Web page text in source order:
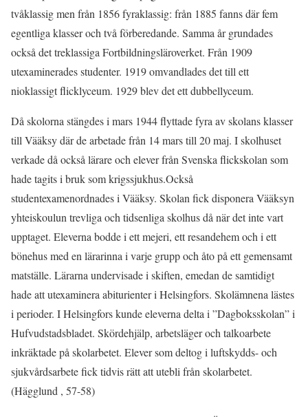
tvåklassig men från 1856 fyraklassig: från 1885 fanns där fem
egentliga klasser och två förberedande. Samma år grundades
också det treklassiga Fortbildningsläroverket. Från 1909
utexaminerades studenter. 1919 omvandlades det till ett
nioklassigt flicklyceum. 1929 blev det ett dubbellyceum.
Då skolorna stängdes i mars 1944 flyttade fyra av skolans klasser
till Vääksy där de arbetade från 14 mars till 20 maj. I skolhuset
verkade då också lärare och elever från Svenska flickskolan som
hade tagits i bruk som krigssjukhus.Också
studentexamenordnades i Vääksy. Skolan fick disponera Vääksyn
yhteiskoulun trevliga och tidsenliga skolhus då när det inte vart
upptaget. Eleverna bodde i ett mejeri, ett resandehem och i ett
bönehus med en lärarinna i varje grupp och åto på ett gemensamt
matställe. Lärarna undervisade i skiften, emedan de samtidigt
hade att utexaminera abiturienter i Helsingfors. Skolämnena lästes
i perioder. I Helsingfors kunde eleverna delta i ”Dagboksskolan” i
Hufvudstadsbladet. Skördehjälp, arbetsläger och talkoarbete
inkräktade på skolarbetet. Elever som deltog i luftskydds- och
sjukvårdsarbete fick tidvis rätt att utebli från skolarbetet.
(Hägglund , 57-58)